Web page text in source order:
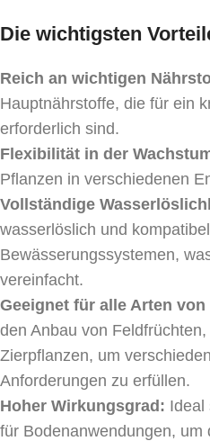
Die wichtigsten
Reich an wichtigen
Hauptnährstoffe, die für ein
erforderlich sind.
Flexibilität in der
Pflanzen in verschiedenen
Vollständige
wasserlöslich und
Bewässerungssystemen,
vereinfacht.
Geeignet für alle Arten
den Anbau von
Zierpflanzen, um
Anforderungen zu erfüllen.
Hoher Wirkungsgrad: Ideal
für Bodenanwendungen, um